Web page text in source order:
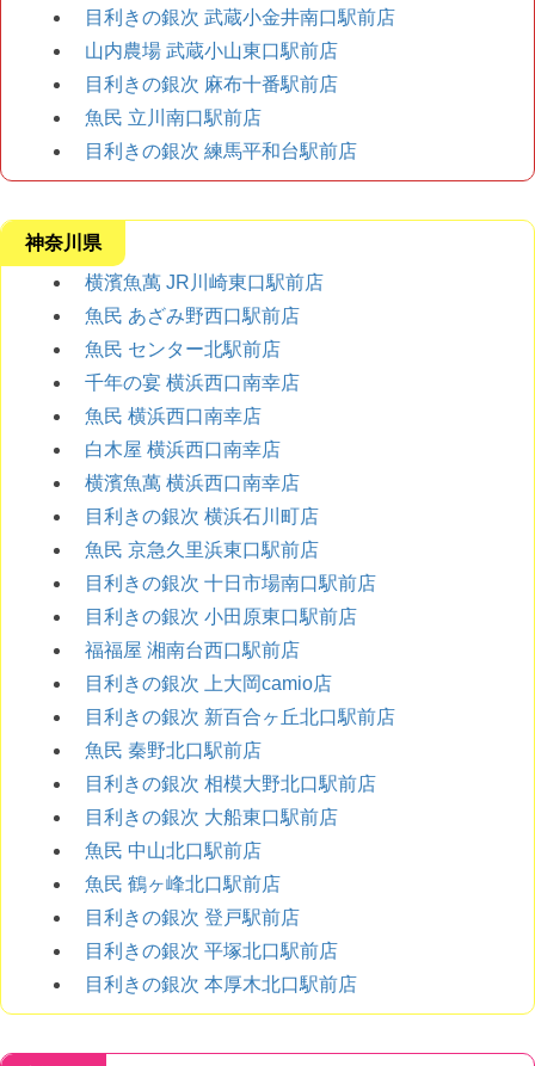
目利きの銀次 武蔵小金井南口駅前店
山内農場 武蔵小山東口駅前店
目利きの銀次 麻布十番駅前店
魚民 立川南口駅前店
目利きの銀次 練馬平和台駅前店
神奈川県
横濱魚萬 JR川崎東口駅前店
魚民 あざみ野西口駅前店
魚民 センター北駅前店
千年の宴 横浜西口南幸店
魚民 横浜西口南幸店
白木屋 横浜西口南幸店
横濱魚萬 横浜西口南幸店
目利きの銀次 横浜石川町店
魚民 京急久里浜東口駅前店
目利きの銀次 十日市場南口駅前店
目利きの銀次 小田原東口駅前店
福福屋 湘南台西口駅前店
目利きの銀次 上大岡camio店
目利きの銀次 新百合ヶ丘北口駅前店
魚民 秦野北口駅前店
目利きの銀次 相模大野北口駅前店
目利きの銀次 大船東口駅前店
魚民 中山北口駅前店
魚民 鶴ヶ峰北口駅前店
目利きの銀次 登戸駅前店
目利きの銀次 平塚北口駅前店
目利きの銀次 本厚木北口駅前店